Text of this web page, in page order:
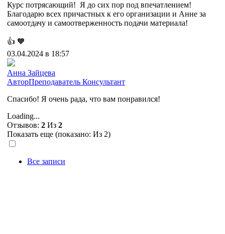
Курс потрясающий! Я до сих пор под впечатлением!
Благодарю всех причастных к его организации и Анне за
самоотдачу и самоотверженность подачи материала!
👍 🧡
03.04.2024 в 18:57
Анна Зайцева
АвторПреподаватель Консультант
Спасибо! Я очень рада, что вам понравился!
Loading...
Отзывов: 2 Из 2
Показать еще (показано: Из 2)
Все записи